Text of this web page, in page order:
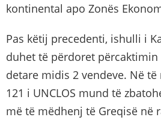
kontinental apo Zonës
Pas këtij precedenti, ishulli i
duhet të përdoret
detare midis 2 vendeve. Në
121 i UNCLOS mund të
më të mëdhenj të Greqisë në